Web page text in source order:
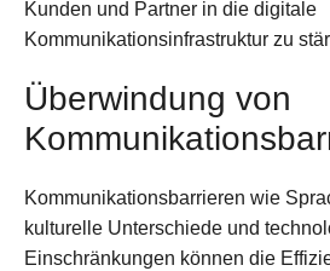
Kunden und Partner in die digitale
Kommunikationsinfrastruktur zu
Überwindung von
Kommunikationsbarrieren wie
kulturelle Unterschiede und
Einschränkungen können die